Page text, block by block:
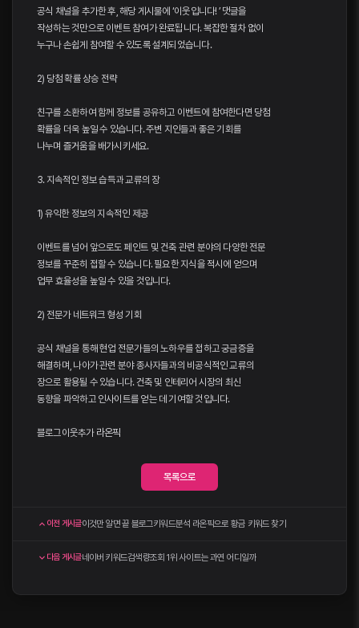
공식 채널을 추가한 후, 해당 게시물에 ‘이웃입니다! ’ 댓글을
작성하는 것만으로 이벤트 참여가 완료됩니다. 복잡한 절차 없이
누구나 손쉽게 참여할 수 있도록 설계되었습니다.
2) 당첨 확률 상승 전략
친구를 소환하여 함께 정보를 공유하고 이벤트에 참여한다면 당첨
확률을 더욱 높일 수 있습니다. 주변 지인들과 좋은 기회를
나누며 즐거움을 배가시키세요.
3. 지속적인 정보 습득과 교류의 장
1) 유익한 정보의 지속적인 제공
이벤트를 넘어 앞으로도 페인트 및 건축 관련 분야의 다양한 전문
정보를 꾸준히 접할 수 있습니다. 필요한 지식을 적시에 얻으며
업무 효율성을 높일 수 있을 것입니다.
2) 전문가 네트워크 형성 기회
공식 채널을 통해 현업 전문가들의 노하우를 접하고 궁금증을
해결하며, 나아가 관련 분야 종사자들과의 비공식적인 교류의
장으로 활용될 수 있습니다. 건축 및 인테리어 시장의 최신
동향을 파악하고 인사이트를 얻는 데 기여할 것입니다.
블로그이웃추가 라온픽
목록으로
이전 게시글이것만 알면 끝 블로그키워드분석 라온픽으로 황금 키워드 찾기
다음 게시글네이버 키워드검색량조회 1위 사이트는 과연 어디일까